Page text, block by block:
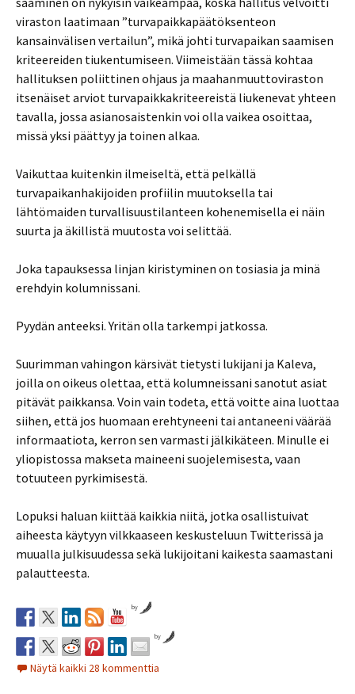
viraston laatimaan ”turvapaikkapäätöksenteon
kansainvälisen vertailun”, mikä johti turvapaikan saamisen
kriteereiden tiukentumiseen. Viimeistään tässä kohtaa
hallituksen poliittinen ohjaus ja maahanmuuttoviraston
itsenäiset arviot turvapaikkakriteereistä liukenevat yhteen
tavalla, jossa asianosaistenkin voi olla vaikea osoittaa,
missä yksi päättyy ja toinen alkaa.
Vaikuttaa kuitenkin ilmeiseltä, että pelkällä
turvapaikanhakijoiden profiilin muutoksella tai
lähtömaiden turvallisuustilanteen kohenemisella ei näin
suurta ja äkillistä muutosta voi selittää.
Joka tapauksessa linjan kiristyminen on tosiasia ja minä
erehdyin kolumnissani.
Pyydän anteeksi. Yritän olla tarkempi jatkossa.
Suurimman vahingon kärsivät tietysti lukijani ja Kaleva,
joilla on oikeus olettaa, että kolumneissani sanotut asiat
pitävät paikkansa. Voin vain todeta, että voitte aina luottaa
siihen, että jos huomaan erehtyneeni tai antaneeni väärää
informaatiota, kerron sen varmasti jälkikäteen. Minulle ei
yliopistossa makseta maineeni suojelemisesta, vaan
totuuteen pyrkimisestä.
Lopuksi haluan kiittää kaikkia niitä, jotka osallistuivat
aiheesta käytyyn vilkkaaseen keskusteluun Twitterissä ja
muualla julkisuudessa sekä lukijoitani kaikesta saamastani
palautteesta.
by
by
Näytä kaikki 28 kommenttia